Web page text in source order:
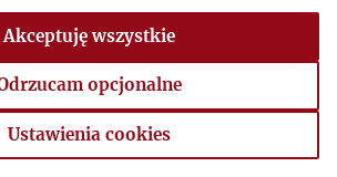
2013
2014
polską książkę naukową i
Literackiego w Paryżu w latach
Akceptuję wszystkie
opcjonalne
Ustawienia cookies